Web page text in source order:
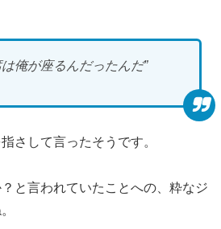
俺が座るんだったんだ”
さして言ったそうです。
と言われていたことへの、粋なジ